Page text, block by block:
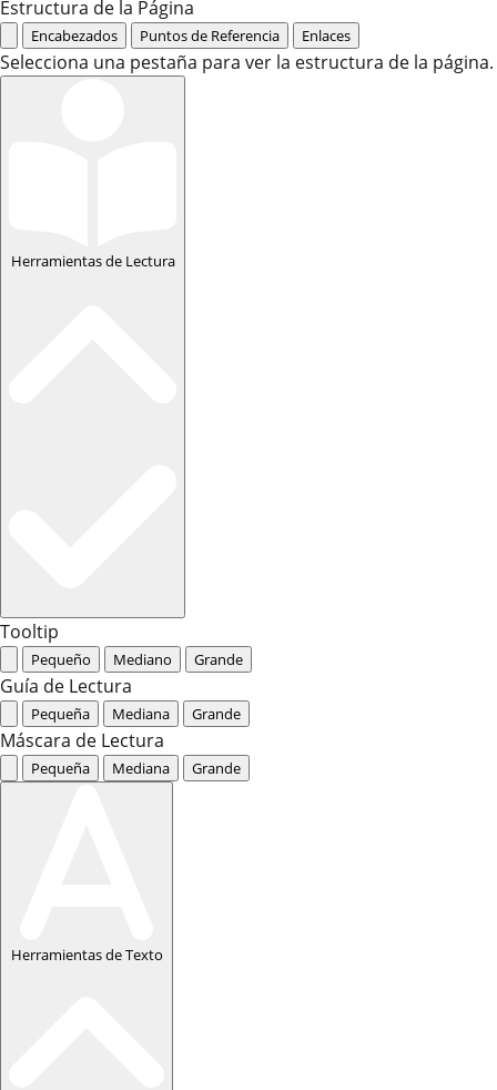
Estructura de la Página
Encabezados Puntos de Referencia Enlaces
Selecciona una pestaña para ver la estructura de la página.
Herramientas de Lectura
Tooltip
Pequeño Mediano Grande
Guía de Lectura
Pequeña Mediana Grande
Máscara de Lectura
Pequeña Mediana Grande
Herramientas de Texto